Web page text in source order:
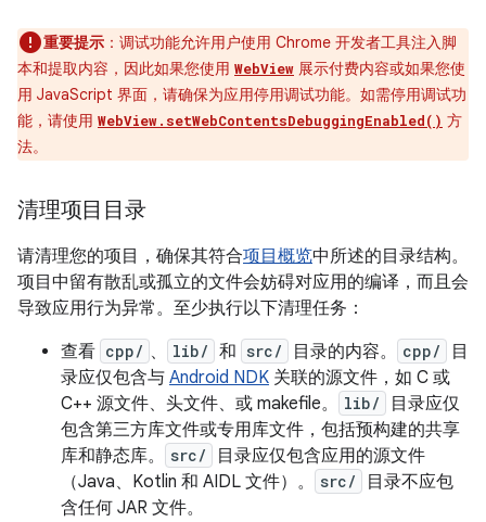
重要提示 ：调试功能允许用户使用 Chrome 开发者工具注入脚
本和提取内容，因此如果您使用 WebView 展示付费内容或如果您使
用 JavaScript 界面，请确保为应用停用调试功能。如需停用调试功
能，请使用 WebView.setWebContentsDebuggingEnabled() 方
法。
清理项目目录
请清理您的项目，确保其符合项目概览中所述的目录结构。
项目中留有散乱或孤立的文件会妨碍对应用的编译，而且会
导致应用行为异常。至少执行以下清理任务：
查看 cpp/ 、 lib/ 和 src/ 目录的内容。 cpp/
目
录应仅包含与 Android NDK 关联的源文件，如 C 或
C++ 源文件、头文件、或 makefile。
lib/
目录应仅
包含第三方库文件或专用库文件，包括预构建的共享
库和静态库。
src/
目录应仅包含应用的源文件
（Java、Kotlin 和 AIDL 文件）。
src/
目录不应包
含任何 JAR 文件。